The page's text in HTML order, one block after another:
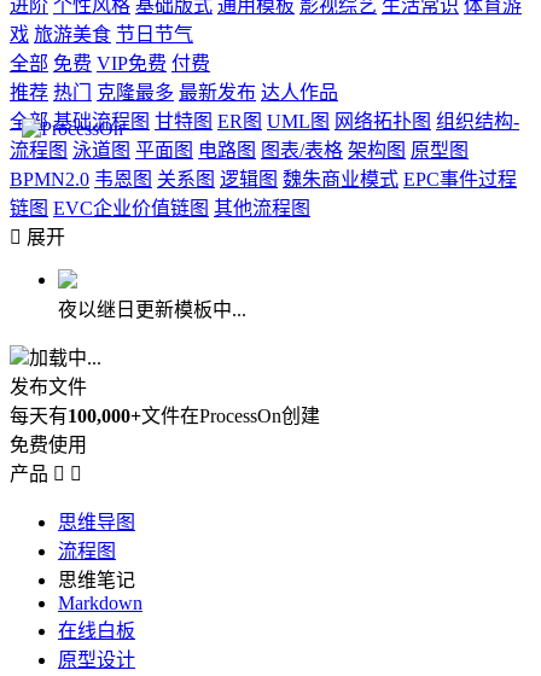
进阶 个性风格 基础版式 通用模板 影视综艺 生活常识 体育游
戏 旅游美食 节日节气
全部 免费 VIP免费 付费
推荐 热门 克隆最多 最新发布 达人作品
全部 基础流程图 甘特图 ER图 UML图 网络拓扑图 组织结构-
流程图 泳道图 平面图 电路图 图表/表格 架构图 原型图
BPMN2.0 韦恩图 关系图 逻辑图 魏朱商业模式 EPC事件过程
链图 EVC企业价值链图 其他流程图
 展开
夜以继日更新模板中...
加载中...
发布文件
每天有100,000+文件在ProcessOn创建
免费使用
产品  
思维导图
流程图
思维笔记
Markdown
在线白板
原型设计